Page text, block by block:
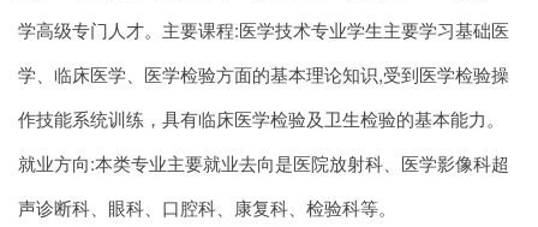
学高级专门人才。主要课程:医学技术专业学生主要学习基础医
学、临床医学、医学检验方面的基本理论知识,受到医学检验操
作技能系统训练，具有临床医学检验及卫生检验的基本能力。
就业方向:本类专业主要就业去向是医院放射科、医学影像科超
声诊断科、眼科、口腔科、康复科、检验科等。